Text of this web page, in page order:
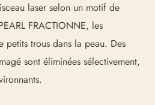
laser selon un motif de
FRACTIONNE, les
petits trous dans la peau. Des
sont éliminées sélectivement,